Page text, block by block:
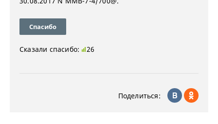
Спасибо
Сказали спасибо: 26
Поделиться: